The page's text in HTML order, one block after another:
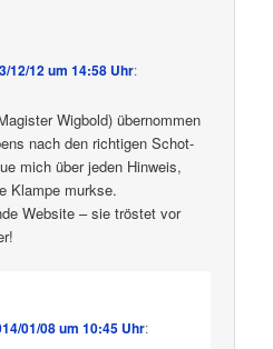
12/12 um 14:58 Uhr:
Wigbold) übernommen
nach den richtigen Schot-
mich über jeden Hinweis,
Klampe murkse.
Website – sie tröstet vor
01/08 um 10:45 Uhr: